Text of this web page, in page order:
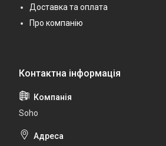
Доставка та оплата
Про компанію
Soho